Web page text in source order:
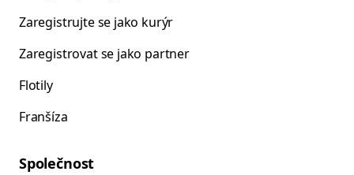
Zaregistrujte se jako kurýr
Zaregistrovat se jako partner
Flotily
Franšíza
Společnost